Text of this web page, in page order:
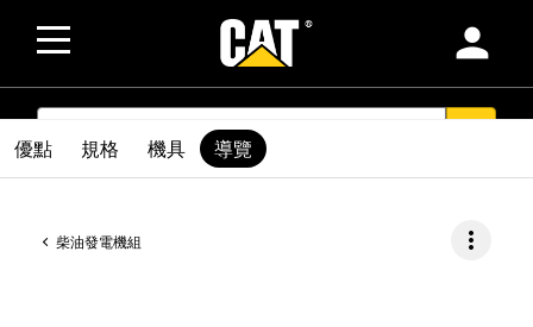
person
SEARCH
柴油發電機組 more_vert
優點 規格 機具 導覽